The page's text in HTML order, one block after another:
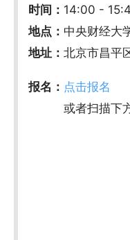
时间： 14:00 -
地点： 中央财经大
地址：北京市昌平
报名： 点击报名
或者扫描下方